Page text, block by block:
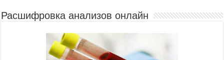
Расшифровка анализов онлайн